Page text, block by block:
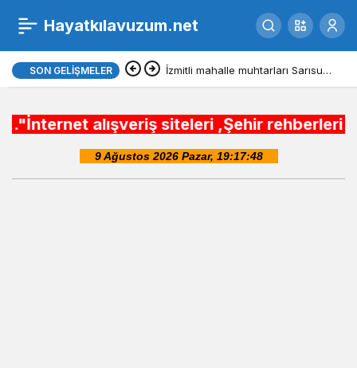
Hayatkılavuzum.net
SON GELIŞMELER İzmitli mahalle muhtarları Sarısu
alışveriş siteleri ,Şehir